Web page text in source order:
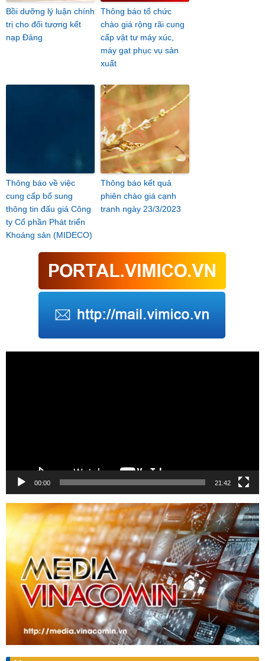
Bồi dưỡng lý luận chính
trị cho đối tượng kết
nạp Đảng
Thông báo tổ chức
chào giá rộng rãi cung
cấp vật tư máy xúc,
máy gạt phục vụ sản
xuất
Thông báo về việc
cung cấp bổ sung
thông tin đấu giá Công
ty Cổ phần Phát triển
Khoáng sản (MIDECO)
Thông báo kết quả
phiên chào giá cạnh
tranh ngày 23/3/2023
00:00 21:42